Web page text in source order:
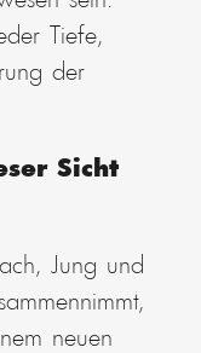
Tiefe,
der
Sicht
Jung und
neuen